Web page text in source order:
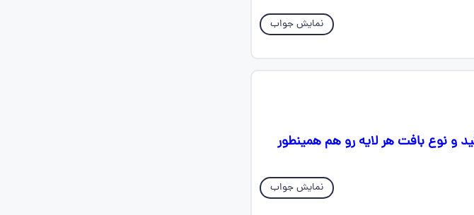
نمایش جواب
و نوع بافت هر لایه رو هم همینطور
نمایش جواب